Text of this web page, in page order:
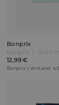
Bonprix
12,99 €
Bonprix | Versand: